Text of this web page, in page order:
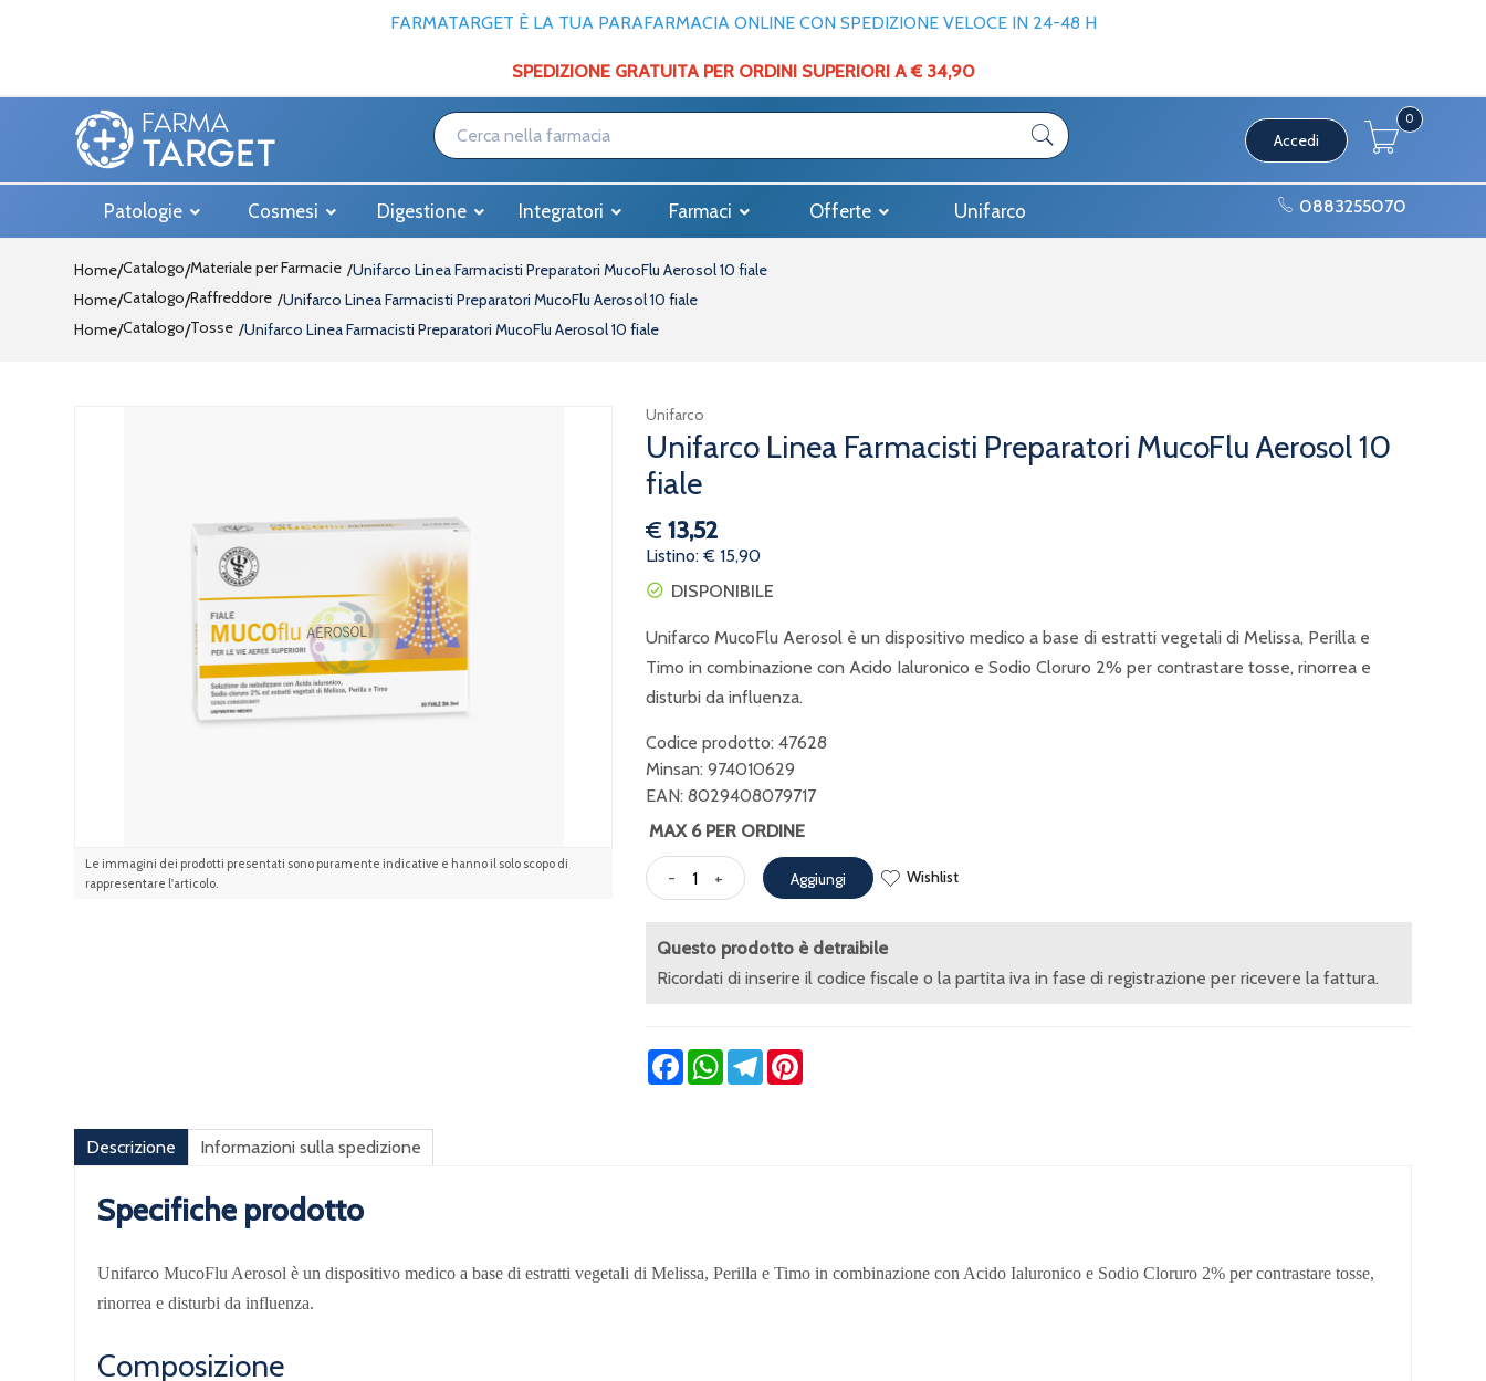
FARMATARGET È LA TUA PARAFARMACIA ONLINE CON SPEDIZIONE VELOCE IN 24-48 H
SPEDIZIONE GRATUITA PER ORDINI SUPERIORI A € 34,90
Accedi
0
Patologie Cosmesi Digestione Integratori Farmaci Offerte Unifarco 0883255070
Home Catalogo/Materiale per Farmacie Unifarco Linea Farmacisti Preparatori MucoFlu Aerosol 10 fiale
Home Catalogo/Raffreddore Unifarco Linea Farmacisti Preparatori MucoFlu Aerosol 10 fiale
Home Catalogo/Tosse Unifarco Linea Farmacisti Preparatori MucoFlu Aerosol 10 fiale
Le immagini dei prodotti presentati sono puramente indicative e hanno il solo scopo di
rappresentare l'articolo.
Unifarco
Unifarco Linea Farmacisti Preparatori MucoFlu Aerosol 10
fiale
€ 13,52
Listino: € 15,90
DISPONIBILE
Unifarco MucoFlu Aerosol è un dispositivo medico a base di estratti vegetali di Melissa, Perilla e
Timo in combinazione con Acido Ialuronico e Sodio Cloruro 2% per contrastare tosse, rinorrea e
disturbi da influenza.
Codice prodotto: 47628
Minsan: 974010629
EAN: 8029408079717
MAX 6 PER ORDINE
- + Aggiungi Wishlist
Questo prodotto è detraibile
Ricordati di inserire il codice fiscale o la partita iva in fase di registrazione per ricevere la fattura.
FacebookWhatsApp
TelegramPinterest
Descrizione Informazioni sulla spedizione
Specifiche prodotto
Unifarco MucoFlu Aerosol è un dispositivo medico a base di estratti vegetali di Melissa, Perilla e Timo in combinazione con Acido Ialuronico e Sodio Cloruro 2% per contrastare tosse,
rinorrea e disturbi da influenza.
Composizione